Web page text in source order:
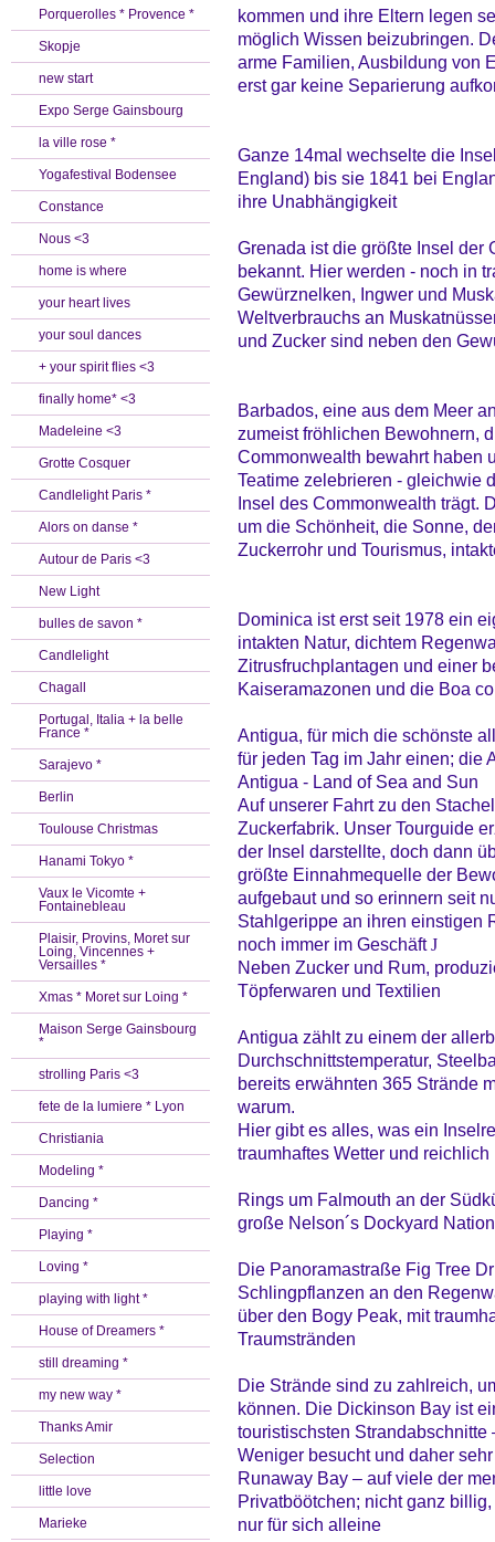
Porquerolles * Provence *
Skopje
new start
Expo Serge Gainsbourg
la ville rose *
Yogafestival Bodensee
Constance
Nous <3
home is where
your heart lives
your soul dances
+ your spirit flies <3
finally home* <3
Madeleine <3
Grotte Cosquer
Candlelight Paris *
Alors on danse *
Autour de Paris <3
New Light
bulles de savon *
Candlelight
Chagall
Portugal, Italia + la belle
France *
Sarajevo *
Berlin
Toulouse Christmas
Hanami Tokyo *
Vaux le Vicomte +
Fontainebleau
Plaisir, Provins, Moret sur
Loing, Vincennes +
Versailles *
Xmas * Moret sur Loing *
Maison Serge Gainsbourg
*
strolling Paris <3
fete de la lumiere * Lyon
Christiania
Modeling *
Dancing *
Playing *
Loving *
playing with light *
House of Dreamers *
still dreaming *
my new way *
Thanks Amir
Selection
little love
Marieke
kommen und ihre Eltern legen
möglich Wissen beizubringen.
arme Familien, Ausbildung von
erst gar keine Separierung
Ganze 14mal wechselte die
England) bis sie 1841 bei
ihre Unabhängigkeit
Grenada ist die größte Insel der
bekannt. Hier werden - noch in
Gewürznelken, Ingwer und
Weltverbrauchs an
und Zucker sind neben den
Barbados, eine aus dem Meer
zumeist fröhlichen Bewohnern,
Commonwealth bewahrt haben
Teatime zelebrieren - gleichwie
Insel des Commonwealth trägt.
um die Schönheit, die Sonne,
Zuckerrohr und Tourismus,
Dominica ist erst seit 1978 ein
intakten Natur, dichtem
Zitrusfruchplantagen und einer
Kaiseramazonen und die Boa
Antigua, für mich die schönste
für jeden Tag im Jahr einen; die
Antigua - Land of Sea and Sun
Auf unserer Fahrt zu den
Zuckerfabrik. Unser Tourguide
der Insel darstellte, doch dann
größte Einnahmequelle der
aufgebaut und so erinnern seit
Stahlgerippe an ihren einstigen
noch immer im GeschäftJ
Neben Zucker und Rum,
Töpferwaren und Textilien
Antigua zählt zu einem der
Durchschnittstemperatur,
bereits erwähnten 365 Strände
warum.
Hier gibt es alles, was ein
traumhaftes Wetter und reichlich
Rings um Falmouth an der
große Nelson´s Dockyard
Die Panoramastraße Fig Tree
Schlingpflanzen an den
über den Bogy Peak, mit
Traumstränden
Die Strände sind zu zahlreich,
können. Die Dickinson Bay ist
touristischsten Strandabschnitte
Weniger besucht und daher
Runaway Bay – auf viele der
Privatböötchen; nicht ganz
nur für sich alleine